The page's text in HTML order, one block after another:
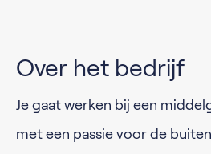
Over het bedrijf
Je gaat werken bij een
met een passie voor de